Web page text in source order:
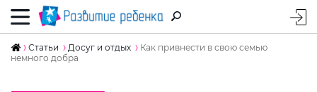
Статьи Досуг и отдых
Как привнести в свою семью
немного добра